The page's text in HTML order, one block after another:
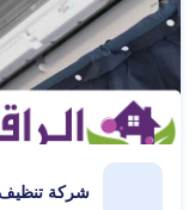
شركة تنظيف